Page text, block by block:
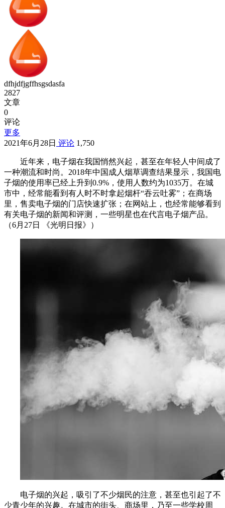
dfhjdfjgffhsgsdasfa
2827
文章
0
评论
更多
2021年6月28日 评论 1,750
近年来，电子烟在我国悄然兴起，甚至在年轻人中间成了
一种潮流和时尚。2018年中国成人烟草调查结果显示，我国电
子烟的使用率已经上升到0.9%，使用人数约为1035万。在城
市中，经常能看到有人时不时拿起烟杆“吞云吐雾”；在商场
里，售卖电子烟的门店快速扩张；在网站上，也经常能够看到
有关电子烟的新闻和评测，一些明星也在代言电子烟产品。
（6月27日 《光明日报》）
电子烟的兴起，吸引了不少烟民的注意，甚至也引起了不
少青少年的兴趣。在城市的街头、商场里，乃至一些学校周